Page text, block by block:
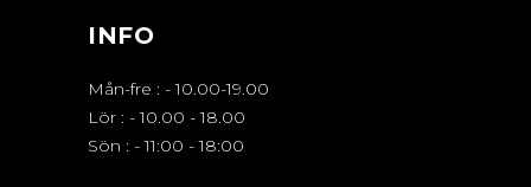
INFO
Mån-fre : - 10.00-19.00
Lör : - 10.00 - 18.00
Sön : - 11:00 - 18:00